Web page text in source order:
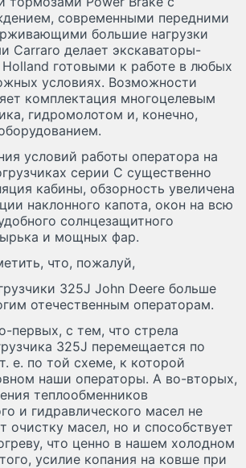
современными передними
большие нагрузки
Carraro делает экскаваторы-
Holland готовыми к работе в любых
условиях. Возможности
комплектация многоцелевым
гидромолотом и, конечно,
условий работы оператора на
серии C существенно
кабины, обзорность увеличена
наклонного капота, окон на всю
солнцезащитного
и мощных фар.
что, пожалуй,
325J John Deere больше
отечественным операторам.
первых, с тем, что стрела
325J перемещается по
е. по той схеме, к которой
наши операторы. А во-вторых,
теплообменников
и гидравлического масел не
очистку масел, но и способствует
что ценно в нашем холодном
усилие копания на ковше при